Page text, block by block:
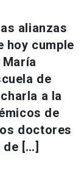
alianzas
hoy cumple
de
a la
de
doctores
de […]